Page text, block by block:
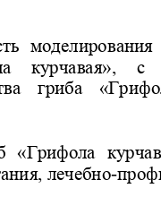
моделирования
курчавая»,  с
гриба
«Грифола
лечебно-